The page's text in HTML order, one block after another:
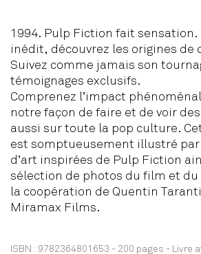
1994. Pulp Fiction fait sensation.
inédit, découvrez les origines de
Suivez comme jamais son
témoignages exclusifs.
Comprenez l’impact
notre façon de faire et de voir
aussi sur toute la pop culture.
est somptueusement illustré par
d’art inspirées de Pulp Fiction
sélection de photos du film et du
la coopération de Quentin
Miramax Films.
ISBN : 9782364801653 - 200 pages - Livre